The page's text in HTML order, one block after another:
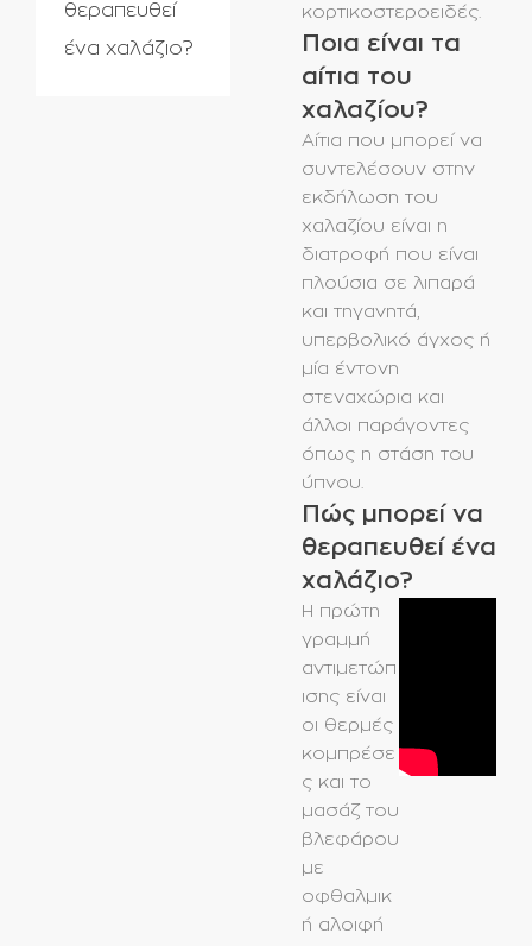
κορτικοστεροειδές.
Ποια είναι τα
αίτια του
χαλαζίου?
Αίτια που μπορεί να
συντελέσουν στην
εκδήλωση του
χαλαζίου είναι η
διατροφή που είναι
πλούσια σε λιπαρά
και τηγανητά,
υπερβολικό άγχος ή
μία έντονη
στεναχώρια και
άλλοι παράγοντες
όπως η στάση του
ύπνου.
Πώς μπορεί να
θεραπευθεί ένα
χαλάζιο?
Η πρώτη
γραμμή
αντιμετώπ
ισης είναι
οι θερμές
κομπρέσε
ς και το
μασάζ του
βλεφάρου
με
οφθαλμικ
ή αλοιφή
θεραπευθεί
ένα χαλάζιο?